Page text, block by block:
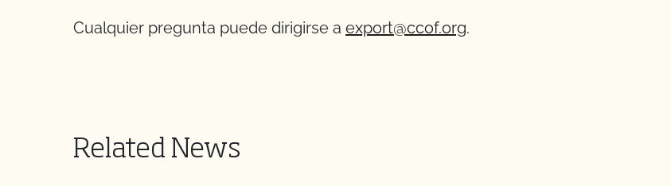
Cualquier pregunta puede dirigirse a export@ccof.org.
Related News